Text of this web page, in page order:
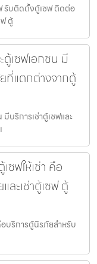
รับติดตั้งตู้เซฟ ติดต่อ
ตู้
เซฟเอกชน มี
ที่แตกต่างจากตู้
บริการเช่าตู้เซฟและ
ซฟให้เช่า คือ
ละเช่าตู้เซฟ ตู้
อบริการตู้นิรภัยสำหรับ